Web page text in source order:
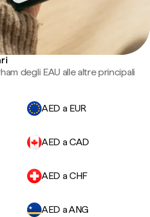
degli EAU alle altre principali
AED a EUR
AED a CAD
AED a CHF
AED a ANG